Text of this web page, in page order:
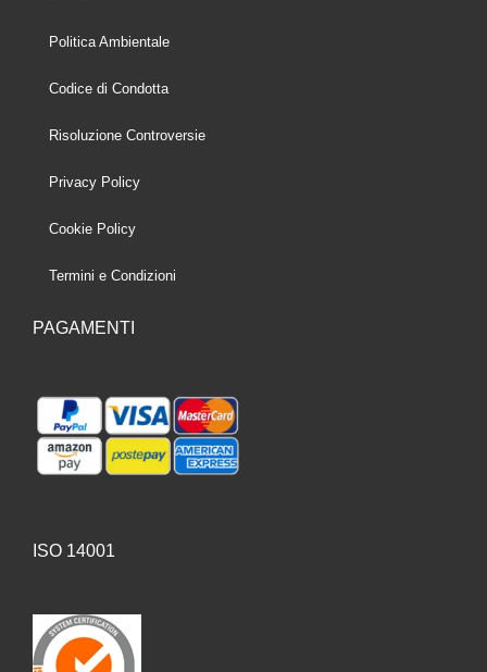
Politica Ambientale
Codice di Condotta
Risoluzione Controversie
Privacy Policy
Cookie Policy
Termini e Condizioni
PAGAMENTI
ISO 14001